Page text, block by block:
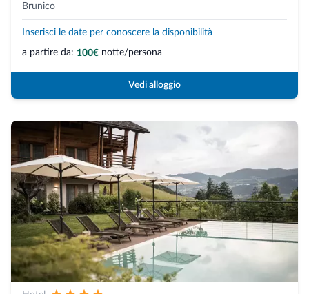
Brunico
Inserisci le date per conoscere la disponibilità
a partire da: 100€ notte/persona
Vedi alloggio